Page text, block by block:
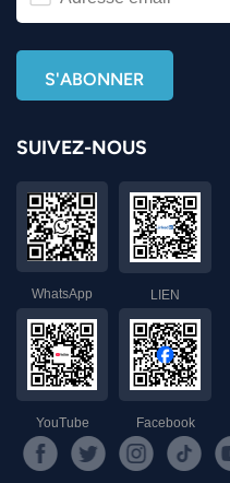
SUIVEZ-NOUS
WhatsApp LIEN
YouTube Facebook